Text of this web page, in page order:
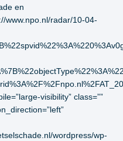
en
www.npo.nl/radar/10-04-
visibility” class=””
wordpress/wp-